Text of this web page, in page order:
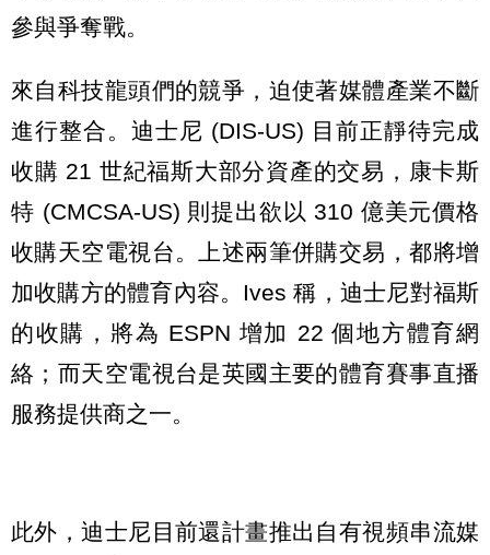
參與爭奪戰。
來自科技龍頭們的競爭，迫使著媒體產業不斷
進行整合。迪士尼 (DIS-US) 目前正靜待完成
收購 21 世紀福斯大部分資產的交易，康卡斯
特 (CMCSA-US) 則提出欲以 310 億美元價格
收購天空電視台。上述兩筆併購交易，都將增
加收購方的體育內容。Ives 稱，迪士尼對福斯
的收購，將為 ESPN 增加 22 個地方體育網
絡；而天空電視台是英國主要的體育賽事直播
服務提供商之一。
此外，迪士尼目前還計畫推出自有視頻串流媒